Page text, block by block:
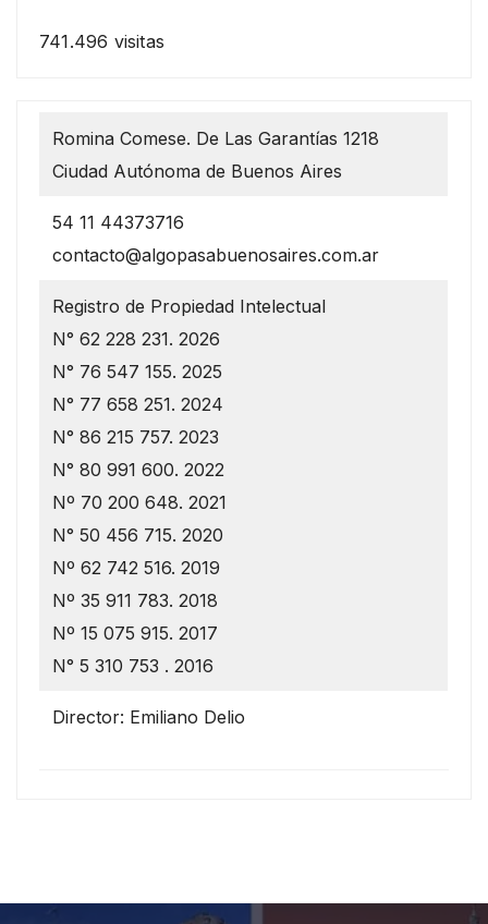
741.496 visitas
Romina Comese. De Las Garantías 1218
Ciudad Autónoma de Buenos Aires
54 11 44373716
contacto@algopasabuenosaires.com.ar
Registro de Propiedad Intelectual
N° 62 228 231. 2026
N° 76 547 155. 2025
N° 77 658 251. 2024
N° 86 215 757. 2023
N° 80 991 600. 2022
Nº 70 200 648. 2021
N° 50 456 715. 2020
Nº 62 742 516. 2019
Nº 35 911 783. 2018
Nº 15 075 915. 2017
N° 5 310 753 . 2016
Director: Emiliano Delio